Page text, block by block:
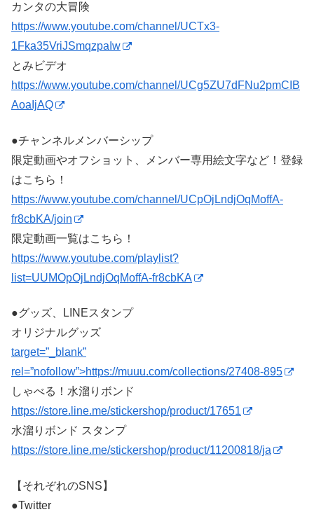
カンタの大冒険
https://www.youtube.com/channel/UCTx3-
1Fka35VriJSmqzpaIw
とみビデオ
https://www.youtube.com/channel/UCg5ZU7dFNu2pmCIB
AoaIjAQ
●チャンネルメンバーシップ
限定動画やオフショット、メンバー専用絵文字など！登録
はこちら！
https://www.youtube.com/channel/UCpOjLndjOqMoffA-
fr8cbKA/join
限定動画一覧はこちら！
https://www.youtube.com/playlist?
list=UUMOpOjLndjOqMoffA-fr8cbKA
●グッズ、LINEスタンプ
オリジナルグッズ
target=”_blank”
rel=”nofollow”>https://muuu.com/collections/27408-895
しゃべる！水溜りボンド
https://store.line.me/stickershop/product/17651
水溜りボンド スタンプ
https://store.line.me/stickershop/product/11200818/ja
【それぞれのSNS】
●Twitter